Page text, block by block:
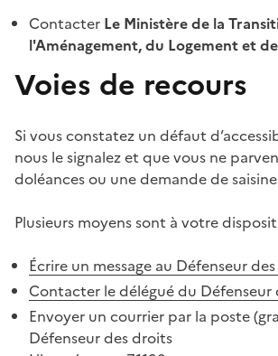
Contacter Le Ministère de la
l'Aménagement, du Logement et
Voies de recours
Si vous constatez un défaut
nous le signalez et que vous ne
doléances ou une demande de
Plusieurs moyens sont à votre
Écrire un message au Défenseur
Contacter le délégué du
Envoyer un courrier par la poste
Défenseur des droits